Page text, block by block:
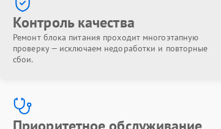
Контроль качества
Ремонт блока питания проходит многоэтапную
проверку — исключаем недоработки и повторные
сбои.